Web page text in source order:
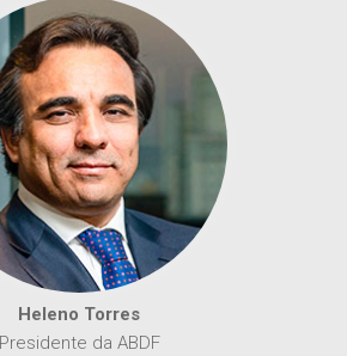
Heleno Torres
Presidente da ABDF